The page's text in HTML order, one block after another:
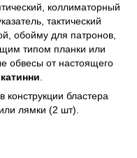
коллиматорный
тактический
обойму для патронов,
типом планки или
обвесы от настоящего
бластера
лямки (2 шт).